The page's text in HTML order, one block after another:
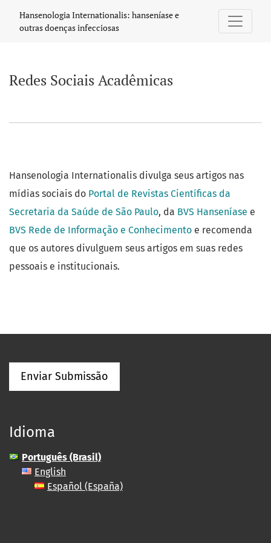
Redes Sociais Acadêmicas
Hansenologia Internationalis: hanseníase e
outras doenças infecciosas
Redes Sociais Acadêmicas
Hansenologia Internationalis divulga seus artigos nas
mídias sociais do Portal de Revistas Científicas da
Secretaria da Saúde de São Paulo, da BVS Hanseníase e
BVS Rede de Informação e Conhecimento e recomenda
que os autores divulguem seus artigos em suas redes
pessoais e institucionais.
Enviar Submissão
Idioma
Português (Brasil)
English
Español (España)